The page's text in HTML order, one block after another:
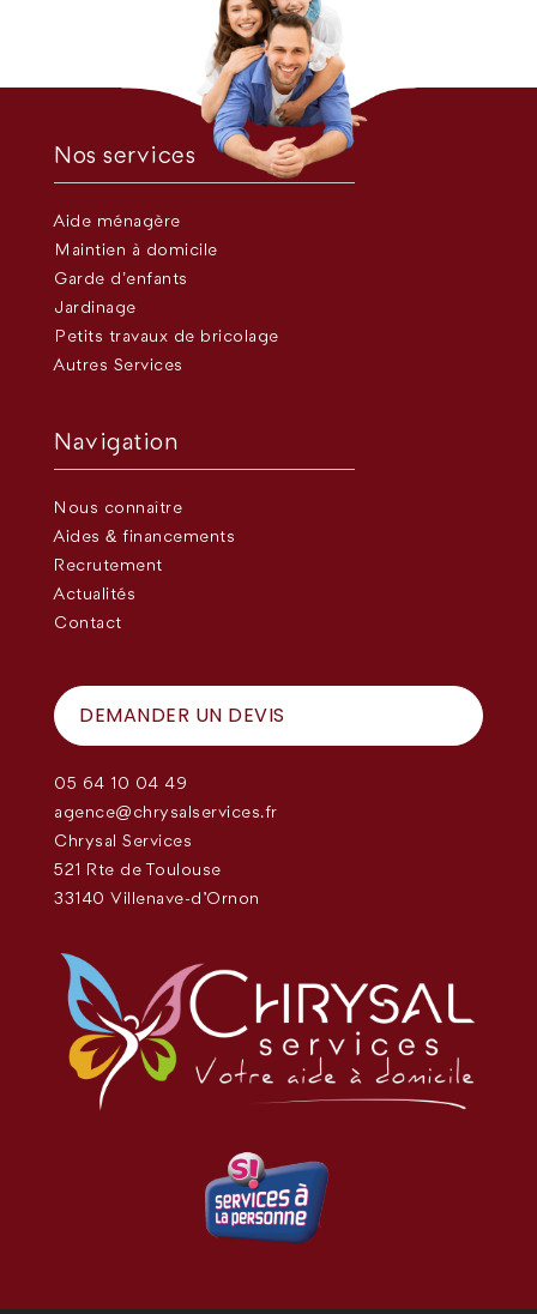
Nos services
Aide ménagère
Maintien à domicile
Garde d’enfants
Jardinage
Petits travaux de bricolage
Autres Services
Navigation
Nous connaître
Aides & financements
Recrutement
Actualités
Contact
DEMANDER UN DEVIS
05 64 10 04 49
agence@chrysalservices.fr
Chrysal Services
521 Rte de Toulouse
33140 Villenave-d'Ornon